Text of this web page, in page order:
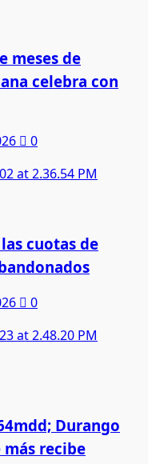
meses de
celebra con
0
cuotas de
0
Durango
más recibe